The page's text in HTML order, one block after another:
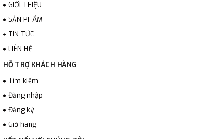
GIỚI THIỆU
SẢN PHẨM
TIN TỨC
LIÊN HỆ
HỖ TRỢ KHÁCH HÀNG
Tìm kiếm
Đăng nhập
Đăng ký
Giỏ hàng